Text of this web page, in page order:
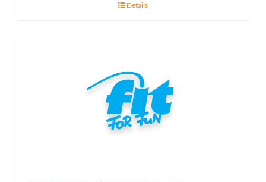
Details